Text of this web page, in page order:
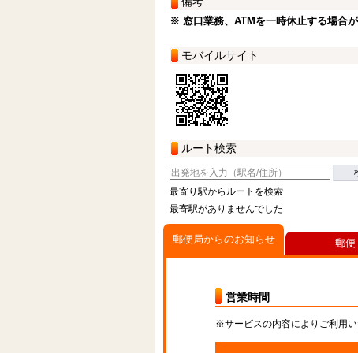
※ 窓口業務、ATMを一時休止する場合が
モバイルサイト
ルート検索
最寄り駅からルートを検索
最寄駅がありませんでした
郵便局からのお知らせ
営業時間
※サービスの内容によりご利用
郵便